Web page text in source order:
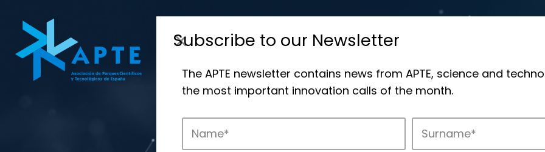
Subscribe to our Newsletter
The APTE newsletter contains news from APTE, science and
the most important innovation calls of the month.